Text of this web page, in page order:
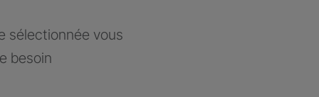
sélectionnée vous
besoin